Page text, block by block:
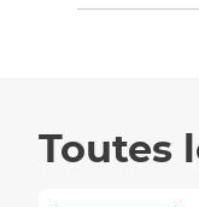
Toutes